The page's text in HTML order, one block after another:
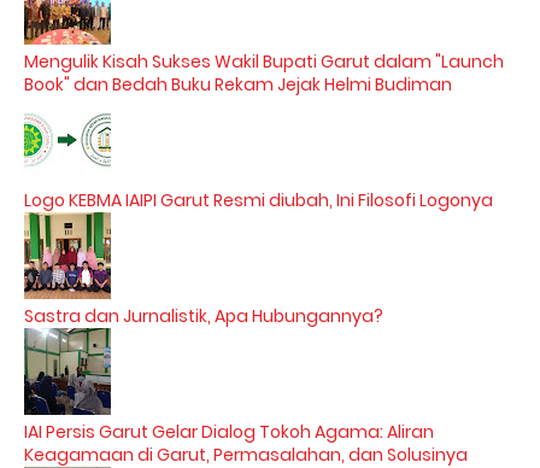
Mengulik Kisah Sukses Wakil Bupati Garut dalam "Launch
Book" dan Bedah Buku Rekam Jejak Helmi Budiman
Logo KEBMA IAIPI Garut Resmi diubah, Ini Filosofi Logonya
Sastra dan Jurnalistik, Apa Hubungannya?
IAI Persis Garut Gelar Dialog Tokoh Agama: Aliran
Keagamaan di Garut, Permasalahan, dan Solusinya